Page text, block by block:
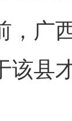
广西
该县